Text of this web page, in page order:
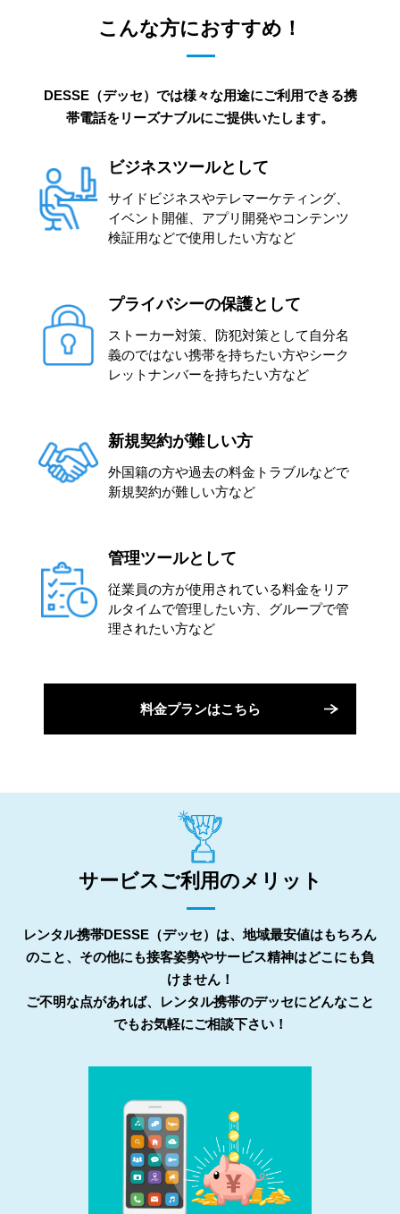
こんな方におすすめ！
DESSE（デッセ）では様々な用途にご利用できる携
帯電話をリーズナブルにご提供いたします。
ビジネスツールとして
サイドビジネスやテレマーケティング、
イベント開催、アプリ開発やコンテンツ
検証用などで使用したい方など
プライバシーの保護として
ストーカー対策、防犯対策として自分名
義のではない携帯を持ちたい方やシーク
レットナンバーを持ちたい方など
新規契約が難しい方
外国籍の方や過去の料金トラブルなどで
新規契約が難しい方など
管理ツールとして
従業員の方が使用されている料金をリア
ルタイムで管理したい方、グループで管
理されたい方など
料金プランはこちら
サービスご利用のメリット
レンタル携帯DESSE（デッセ）は、地域最安値はもちろん
のこと、その他にも接客姿勢やサービス精神はどこにも負
けません！
ご不明な点があれば、レンタル携帯のデッセにどんなこと
でもお気軽にご相談下さい！